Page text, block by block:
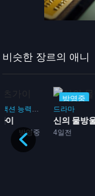
비슷한 장르의 애니
드라마
4일전 방영중
신의 물방울